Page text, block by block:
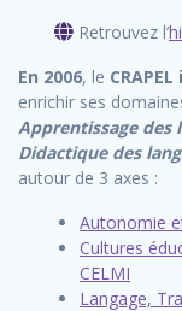
Retrouvez l’
En 2006, le
enrichir ses
Apprentissage des
Didactique des
autour de 3 axes :
Autonomie
Cultures
CELMI
Langage,